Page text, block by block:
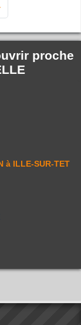
proche
à ILLE-SUR-TET